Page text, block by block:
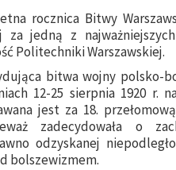
rocznica Bitwy
za jedną z
Politechniki Warszawskiej.
bitwa wojny polsko-
12-25 sierpnia 1920 r.
jest za 18.
zadecydowała o
odzyskanej
bolszewizmem.